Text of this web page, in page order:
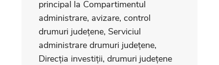
principal la Compartimentul
administrare, avizare, control
drumuri județene, Serviciul
administrare drumuri județene,
Direcția investiții, drumuri județene